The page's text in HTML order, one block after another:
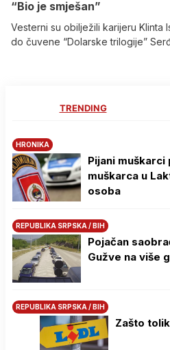
“Bio je smješan”
Vesterni su obilježili karijeru Klinta
do čuvene “Dolarske trilogije”
TRENDING
HRONIKA
Pijani
muškarca u
osoba
REPUBLIKA SRPSKA / BIH
Pojačan
Gužve na više
REPUBLIKA SRPSKA / BIH
Zašto